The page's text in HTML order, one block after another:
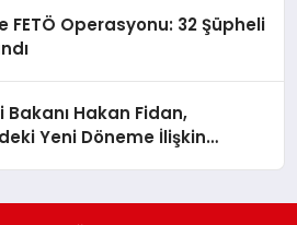
FETÖ Operasyonu: 32 Şüpheli
Bakanı Hakan Fidan,
Yeni Döneme İlişkin